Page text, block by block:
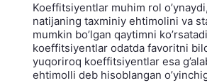
Koeffitsiyentlar muhim rol
natijaning taxminiy ehtimolini va
mumkin bo’lgan qaytimni
koeffitsiyentlar odatda favoritni
yuqoriroq koeffitsiyentlar esa
ehtimolli deb hisoblangan